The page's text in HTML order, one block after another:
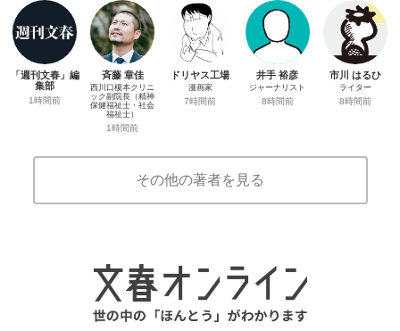
「週刊文春」編
集部
1時間前
斉藤 章佳
西川口榎本クリニ
ック副院長（精神
保健福祉士・社会
福祉士）
1時間前
ドリヤス工場
漫画家
7時間前
井手 裕彦
ジャーナリスト
8時間前
市川 はるひ
ライター
8時間前
その他の著者を見る